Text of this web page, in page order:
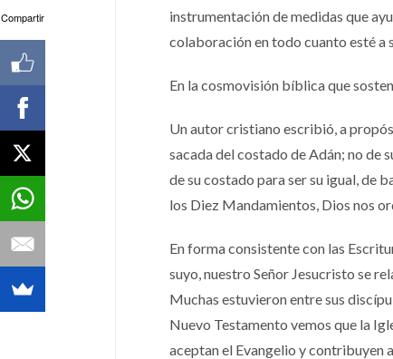
instrumentación de medidas que
colaboración en todo cuanto esté a
En la cosmovisión bíblica que
Un autor cristiano escribió, a
sacada del costado de Adán; no de
de su costado para ser su igual, de
los Diez Mandamientos, Dios nos
En forma consistente con las
suyo, nuestro Señor Jesucristo se
Muchas estuvieron entre sus
Nuevo Testamento vemos que la
aceptan el Evangelio y contribuyen
Compartir